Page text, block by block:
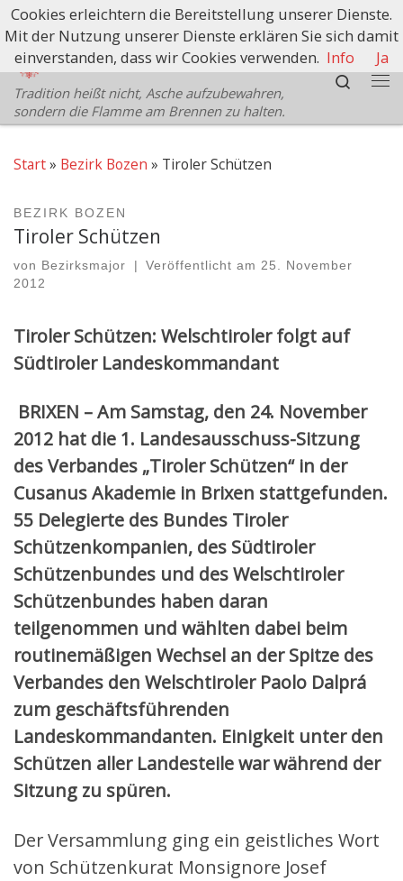
Zum Inhalt springen
Schützenbezirk Bozen
Tradition heißt nicht, Asche aufzubewahren,
sondern die Flamme am Brennen zu halten.
Search
Start» Bezirk Bozen » Tiroler Schützen
BEZIRK BOZEN
Tiroler Schützen
von Bezirksmajor | Veröffentlicht am 25. November
2012
Tiroler Schützen: Welschtiroler folgt auf
Südtiroler Landeskommandant
BRIXEN – Am Samstag, den 24. November
2012 hat die 1. Landesausschuss-Sitzung
des Verbandes „Tiroler Schützen“ in der
Cusanus Akademie in Brixen stattgefunden.
55 Delegierte des Bundes Tiroler
Schützenkompanien, des Südtiroler
Schützenbundes und des Welschtiroler
Schützenbundes haben daran
teilgenommen und wählten dabei beim
routinemäßigen Wechsel an der Spitze des
Verbandes den Welschtiroler Paolo Dalprá
zum geschäftsführenden
Landeskommandanten. Einigkeit unter den
Schützen aller Landesteile war während der
Sitzung zu spüren.
Der Versammlung ging ein geistliches Wort
von Schützenkurat Monsignore Josef
Cookies erleichtern die Bereitstellung unserer Dienste.
Mit der Nutzung unserer Dienste erklären Sie sich damit
einverstanden, dass wir Cookies verwenden. Info Ja